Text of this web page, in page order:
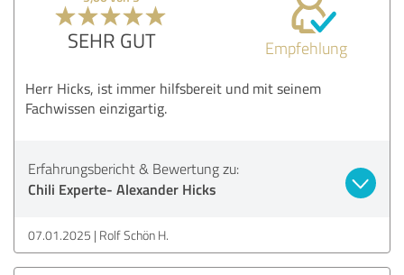
SEHR GUT Empfehlung
Herr Hicks, ist immer hilfsbereit und mit seinem
Fachwissen einzigartig.
Erfahrungsbericht & Bewertung zu:
Chili Experte- Alexander Hicks
07.01.2025 Rolf Schön H.